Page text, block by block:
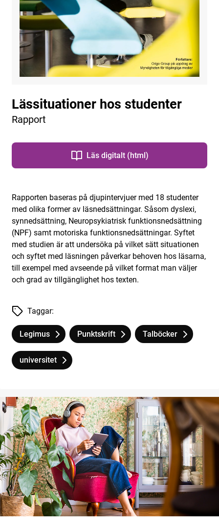
Lässituationer hos studenter
Rapport
Läs digitalt (html)
Rapporten baseras på djupintervjuer med 18 studenter
med olika former av läsnedsättningar. Såsom dyslexi,
synnedsättning, Neuropsykiatrisk funktionsnedsättning
(NPF) samt motoriska funktionsnedsättningar. Syftet
med studien är att undersöka på vilket sätt situationen
och syftet med läsningen påverkar behoven hos läsarna,
till exempel med avseende på vilket format man väljer
och grad av tillgänglighet hos texten.
Taggar:
Tagg
Legimus
tillhör
Lässituationer hos studenter
Tagg
Punktskrift
tillhör
Lässituationer hos studenter
Tagg
Talböcker
tillhör
Lässituationer hos
Tagg
universitet
tillhör
Lässituationer hos studenter